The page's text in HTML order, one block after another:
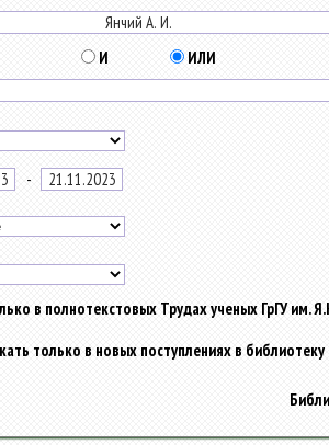
И
ИЛИ
-
в полнотекстовых Трудах ученых ГрГУ им.
только в новых поступлениях в библиотеку